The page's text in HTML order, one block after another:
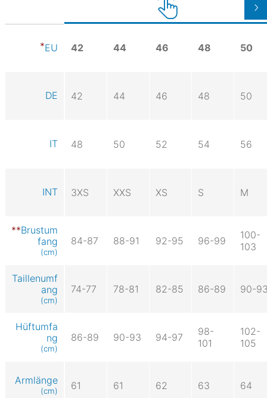
EU 42 44 46 48 50
DE 42 44 46 48 50
IT 48 50 52 54 56
INT 3XS XXS XS S M
Brustum
fang
(cm)
84-87 88-91 92-95 96-99
100-
103
Taillenumf
ang
(cm)
74-77 78-81 82-85 86-89 90-
Hüftumfa
ng
(cm)
86-89 90-93 94-97
98-
101
102-
105
Armlänge
(cm) 61 61 62 63 64